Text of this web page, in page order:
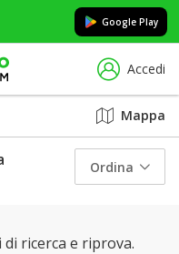
Google Play
Accedi
Mappa
Ordina
ricerca e riprova.